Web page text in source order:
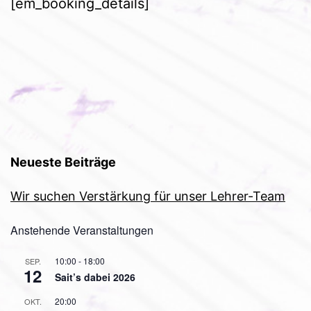
Neueste Beiträge
Wir suchen Verstärkung für unser Lehrer-Team
Anstehende Veranstaltungen
SEP.
12
10:00 - 18:00
Sait’s dabei 2026
OKT. 20:00